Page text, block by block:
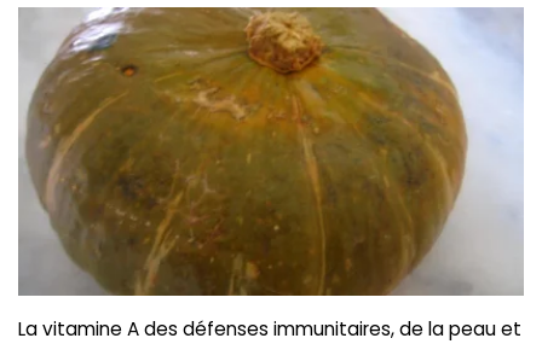
Cuisine pratique
L'actu cuisine
Connexion
La vitamine A des défenses immunitaires, de la peau et